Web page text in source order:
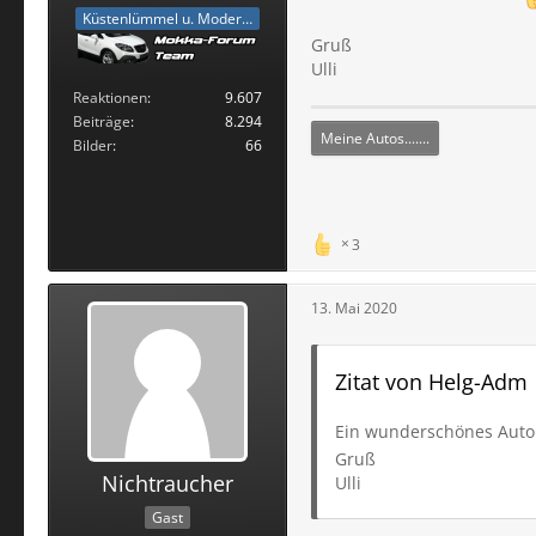
Küstenlümmel u. Moderator
Reaktionen
9.607
Beiträge
8.294
Bilder
66
Gruß
Ulli
Meine Autos.......
3
Nichtraucher
Gast
13. Mai 2020
Zitat von Helg-Adm
Ein wunderschönes
Gruß
Ulli